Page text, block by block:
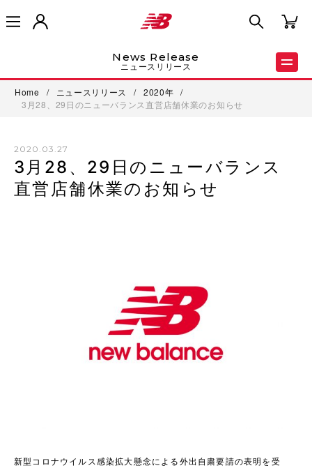
News Release
ニュースリリース
Home / ニュースリリース / 2020年
/
3月28、29日のニューバランス直営店舗休業のお知らせ
2020.03.27
3月28、29日のニューバランス
直営店舗休業のお知らせ
新型コロナウイルス感染拡大懸念による外出自粛要請の表明を受